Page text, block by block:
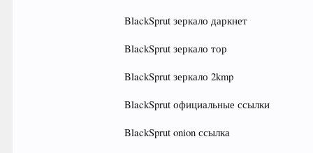
BlackSprut зеркало даркнет
BlackSprut зеркало тор
BlackSprut зеркало 2kmp
BlackSprut официальные ссылки
BlackSprut onion ссылка